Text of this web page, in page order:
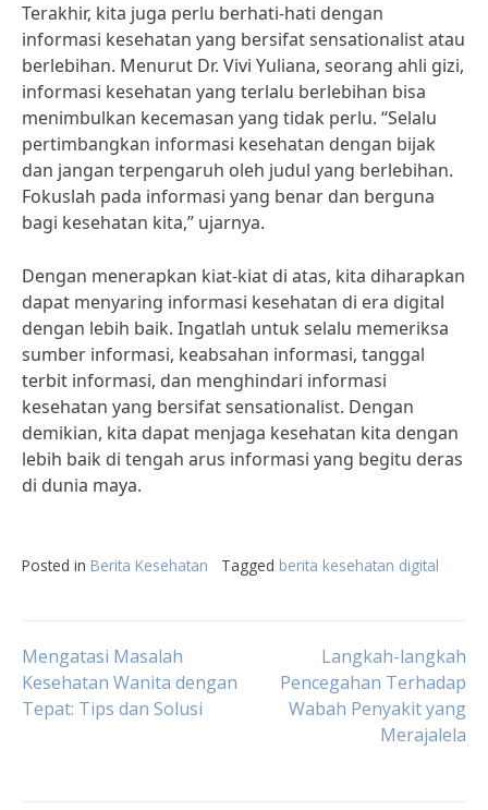
Terakhir, kita juga perlu berhati-hati dengan
informasi kesehatan yang bersifat sensationalist atau
berlebihan. Menurut Dr. Vivi Yuliana, seorang ahli gizi,
informasi kesehatan yang terlalu berlebihan bisa
menimbulkan kecemasan yang tidak perlu. “Selalu
pertimbangkan informasi kesehatan dengan bijak
dan jangan terpengaruh oleh judul yang berlebihan.
Fokuslah pada informasi yang benar dan berguna
bagi kesehatan kita,” ujarnya.
Dengan menerapkan kiat-kiat di atas, kita diharapkan
dapat menyaring informasi kesehatan di era digital
dengan lebih baik. Ingatlah untuk selalu memeriksa
sumber informasi, keabsahan informasi, tanggal
terbit informasi, dan menghindari informasi
kesehatan yang bersifat sensationalist. Dengan
demikian, kita dapat menjaga kesehatan kita dengan
lebih baik di tengah arus informasi yang begitu deras
di dunia maya.
Posted in Berita Kesehatan Tagged berita kesehatan digital
Post
navigation
Mengatasi Masalah
Kesehatan Wanita dengan
Tepat: Tips dan Solusi
Langkah-langkah
Pencegahan Terhadap
Wabah Penyakit yang
Merajalela